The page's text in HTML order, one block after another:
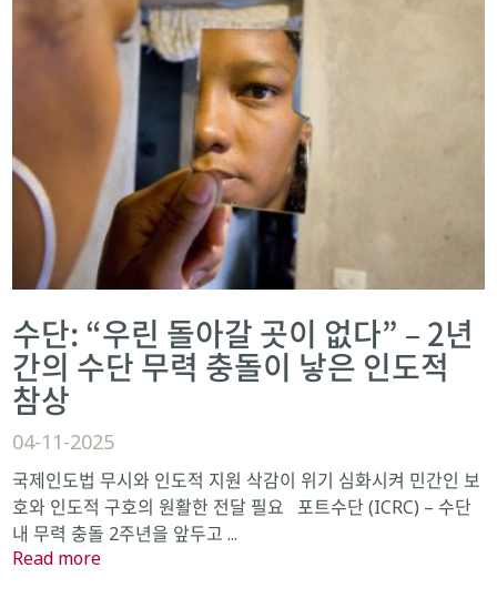
수단: “우린 돌아갈 곳이 없다” – 2년
간의 수단 무력 충돌이 낳은 인도적
참상
04-11-2025
국제인도법 무시와 인도적 지원 삭감이 위기 심화시켜 민간인 보
호와 인도적 구호의 원활한 전달 필요 포트수단 (ICRC) – 수단
내 무력 충돌 2주년을 앞두고 ...
Read more